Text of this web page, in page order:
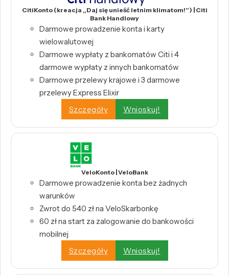
CitiKonto (kreacja „Daj się unieść letnim klimatom!”) | Citi
Bank Handlowy
Darmowe prowadzenie konta i karty
wielowalutowej
Darmowe wypłaty z bankomatów Citi i 4
darmowe wypłaty z innych bankomatów
Darmowe przelewy krajowe i 3 darmowe
przelewy Express Elixir
Szczegóły
Wnioskuj!
VeloKonto | VeloBank
Darmowe prowadzenie konta bez żadnych
warunków
Zwrot do 540 zł na VeloSkarbonkę
60 zł na start za zalogowanie do bankowości
mobilnej
Szczegóły
Wnioskuj!